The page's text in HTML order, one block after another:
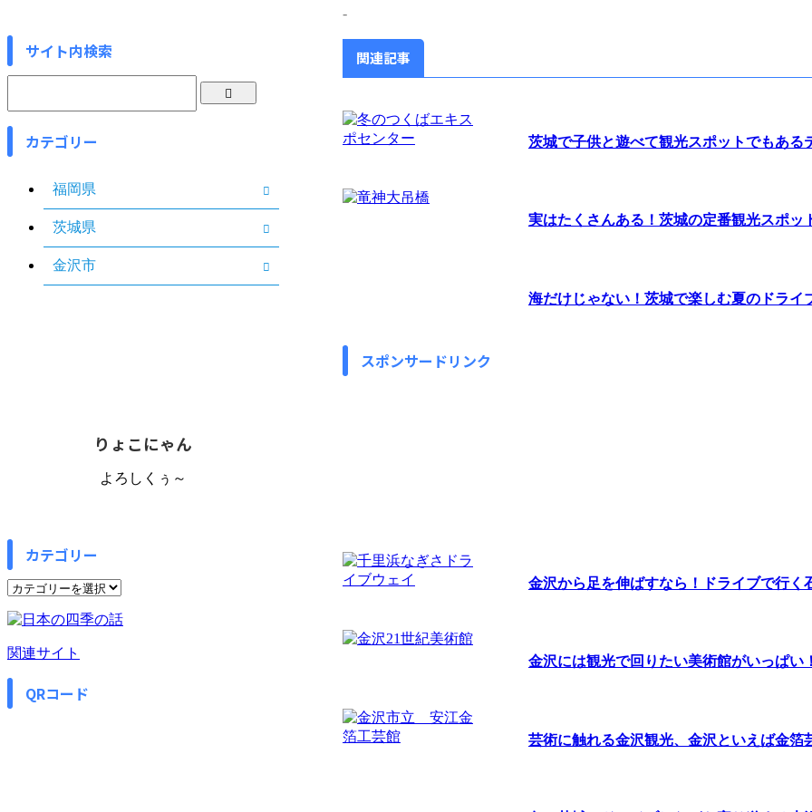
-
関連記事
茨城で子供と遊べて観光スポットでもある
実はたくさんある！茨城の定番観光スポッ
海だけじゃない！茨城で楽しむ夏のドライ
スポンサードリンク
金沢から足を伸ばすなら！ドライブで行く
金沢には観光で回りたい美術館がいっぱい
芸術に触れる金沢観光、金沢といえば金箔
サイト内検索
カテゴリー
福岡県
茨城県
金沢市
りょこにゃん
よろしくぅ～
カテゴリー
カ
ゴ
リ
ー
関連サイト
QRコード